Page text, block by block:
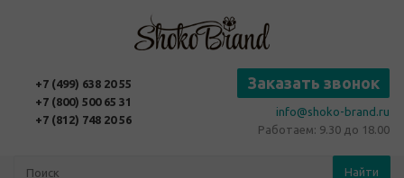
+7 (499) 638 20 55
+7 (800) 500 65 31
+7 (812) 748 20 56
Заказать звонок
info@shoko-brand.ru
Работаем: 9.30 до 18.00
Найти